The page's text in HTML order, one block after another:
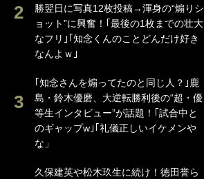
勝翌日に写真12枚投稿→渾身の“煽りシ
ョット”に興奮！｢最後の1枚までの壮大
なフリ｣｢知念くんのことどんだけ好き
なんよｗ｣
｢知念さんを煽ってたのと同じ人？｣鹿
島・鈴木優磨、大逆転勝利後の“超・優
等生インタビュー”が話題！｢試合中と
のギャップw｣｢礼儀正しいイケメンや
な」
久保建英や松木玖生に続け！徳田誉ら